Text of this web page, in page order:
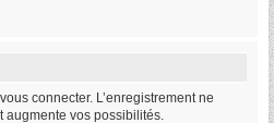
connecter. L’enregistrement ne
vos possibilités.